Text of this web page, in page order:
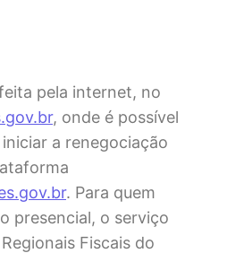
pela internet, no
, onde é possível
a renegociação
. Para quem
presencial, o serviço
Fiscais do